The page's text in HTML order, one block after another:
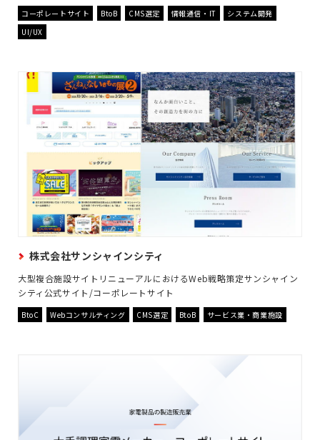
コーポレートサイト BtoB CMS選定 情報通信・IT
システム開発
UI/UX
株式会社サンシャインシティ
大型複合施設サイトリニューアルにおけるWeb戦略策定サンシャイン
シティ公式サイト/コーポレートサイト
BtoC Webコンサルティング CMS選定 BtoB サービス業・商業施設